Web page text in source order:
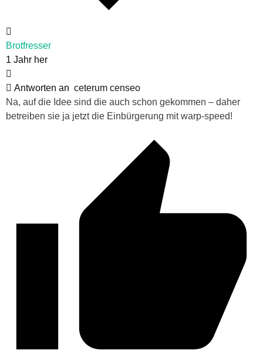
Brotfresser
1 Jahr her
Antworten an ceterum censeo
Na, auf die Idee sind die auch schon gekommen – daher
betreiben sie ja jetzt die Einbürgerung mit warp-speed!